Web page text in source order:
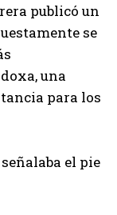
publicó un
se
una
para los
el pie